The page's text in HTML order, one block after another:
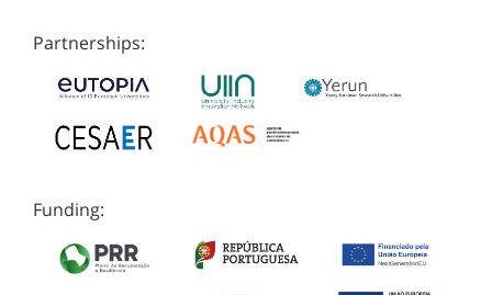
Partnerships:
Funding: